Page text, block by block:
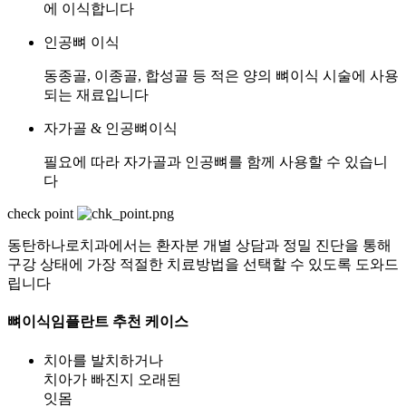
에 이식합니다
인공뼈 이식
동종골, 이종골, 합성골 등 적은 양의 뼈이식 시술에 사용
되는 재료입니다
자가골 & 인공뼈이식
필요에 따라 자가골과 인공뼈를 함께 사용할 수 있습니
다
check point
동탄하나로치과에서는 환자분 개별 상담과 정밀 진단을 통해
구강 상태에 가장 적절한 치료방법을 선택할 수 있도록 도와드
립니다
뼈이식임플란트 추천 케이스
치아를 발치하거나
치아가 빠진지 오래된
잇몸